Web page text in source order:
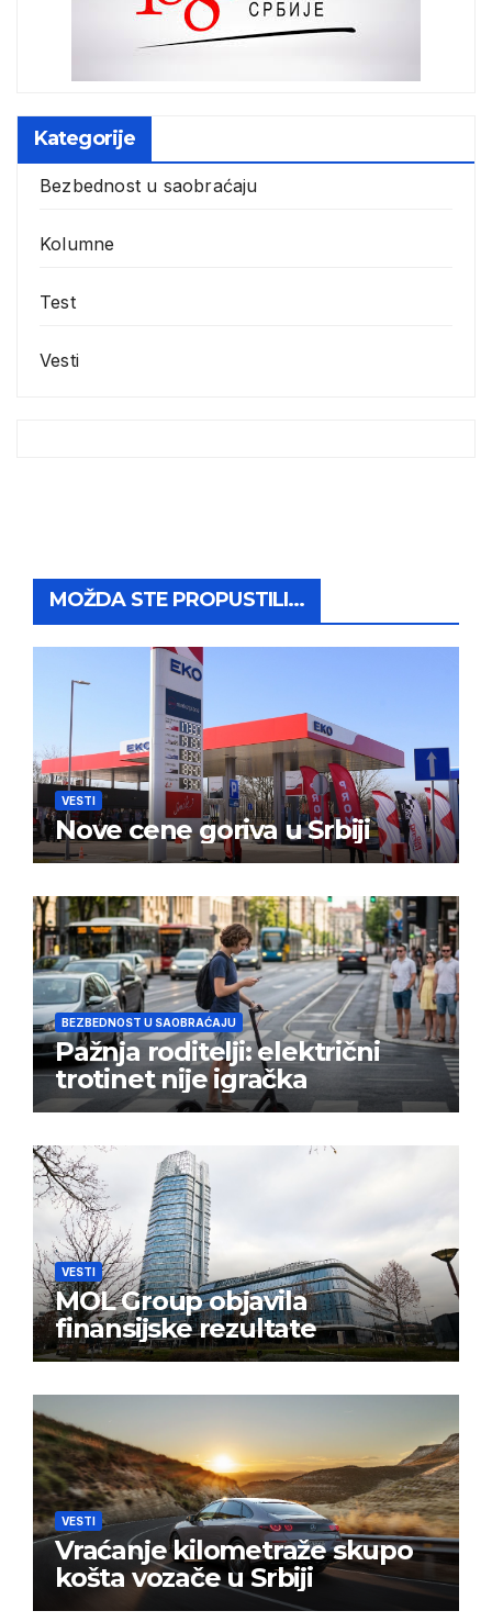
Kategorije
Bezbednost u saobraćaju
Kolumne
Test
Vesti
MOŽDA STE PROPUSTILI...
VESTI
Nove cene goriva u Srbiji
BEZBEDNOST U SAOBRAĆAJU
Pažnja roditelji: električni
trotinet nije igračka
VESTI
MOL Group objavila
finansijske rezultate
VESTI
Vraćanje kilometraže skupo
košta vozače u Srbiji